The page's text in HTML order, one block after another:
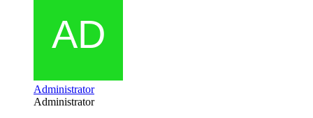
Administrator
Administrator